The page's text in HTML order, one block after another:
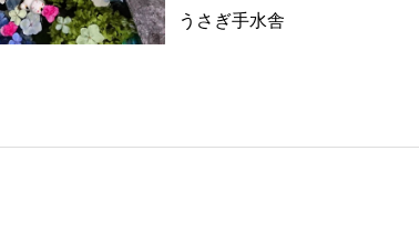
うさぎ手水舎